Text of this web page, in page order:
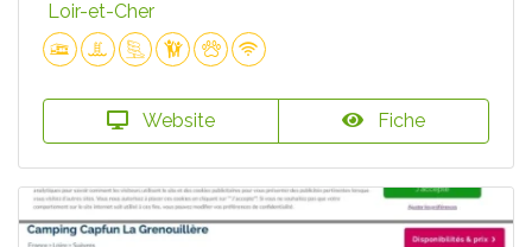
Loir-et-Cher
Website Fiche